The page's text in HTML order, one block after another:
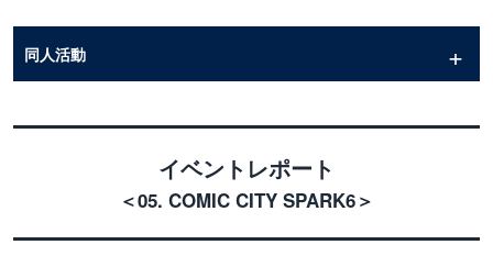
イベントレポート
＜05. COMIC CITY SPARK6＞
同人活動